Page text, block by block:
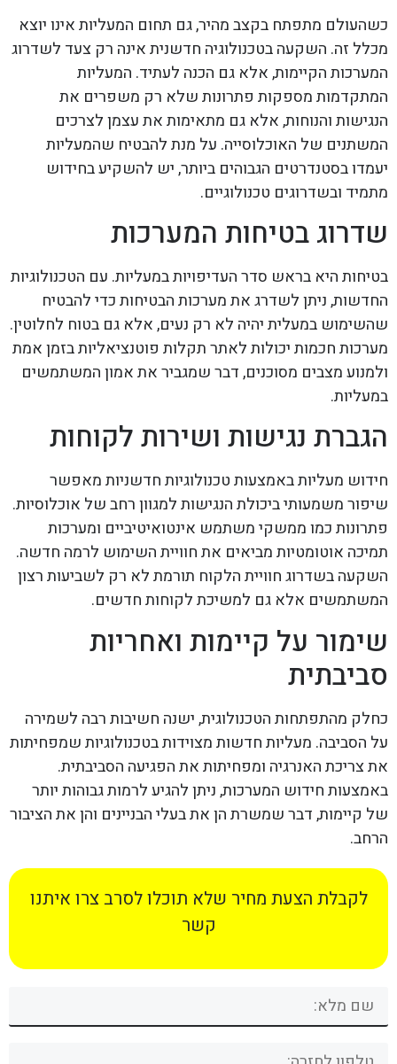
כשהעולם מתפתח בקצב מהיר, גם תחום המעליות אינו יוצא
מכלל זה. השקעה בטכנולוגיה חדשנית אינה רק צעד לשדרוג
המערכות הקיימות, אלא גם הכנה לעתיד. המעליות
המתקדמות מספקות פתרונות שלא רק משפרים את
הנגישות והנוחות, אלא גם מתאימות את עצמן לצרכים
המשתנים של האוכלוסייה. על מנת להבטיח שהמעליות
יעמדו בסטנדרטים הגבוהים ביותר, יש להשקיע בחידוש
מתמיד ובשדרוגים טכנולוגיים.
שדרוג בטיחות המערכות
בטיחות היא בראש סדר העדיפויות במעליות. עם הטכנולוגיות
החדשות, ניתן לשדרג את מערכות הבטיחות כדי להבטיח
שהשימוש במעלית יהיה לא רק נעים, אלא גם בטוח לחלוטין.
מערכות חכמות יכולות לאתר תקלות פוטנציאליות בזמן אמת
ולמנוע מצבים מסוכנים, דבר שמגביר את אמון המשתמשים
במעליות.
הגברת נגישות ושירות לקוחות
חידוש מעליות באמצעות טכנולוגיות חדשניות מאפשר
שיפור משמעותי ביכולת הנגישות למגוון רחב של אוכלוסיות.
פתרונות כמו ממשקי משתמש אינטואיטיביים ומערכות
תמיכה אוטומטיות מביאים את חוויית השימוש לרמה חדשה.
השקעה בשדרוג חוויית הלקוח תורמת לא רק לשביעות רצון
המשתמשים אלא גם למשיכת לקוחות חדשים.
שימור על קיימות ואחריות
סביבתית
כחלק מהתפתחות הטכנולוגית, ישנה חשיבות רבה לשמירה
על הסביבה. מעליות חדשות מצוידות בטכנולוגיות שמפחיתות
את צריכת האנרגיה ומפחיתות את הפגיעה הסביבתית.
באמצעות חידוש המערכות, ניתן להגיע לרמות גבוהות יותר
של קיימות, דבר שמשרת הן את בעלי הבניינים והן את הציבור
הרחב.
לקבלת הצעת מחיר שלא תוכלו לסרב צרו איתנו
קשר